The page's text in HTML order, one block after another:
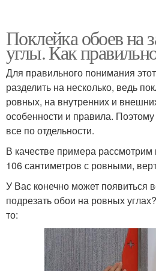
Поклейка обоев на
углы. Как
Для правильного понимания
разделить на несколько, ведь
ровных, на внутренних и
особенности и правила.
все по отдельности.
В качестве примера
106 сантиметров с ровными,
У Вас конечно может появиться
подрезать обои на ровных
то: